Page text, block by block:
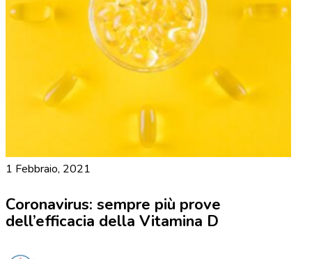
1 Febbraio, 2021
Coronavirus: sempre più prove
dell’efficacia della Vitamina D